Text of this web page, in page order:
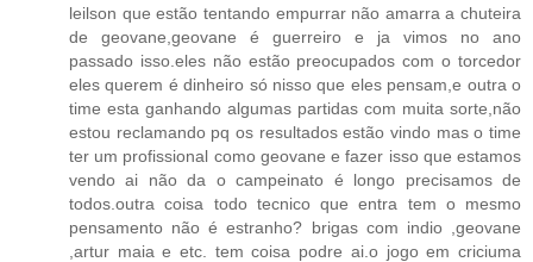
leilson que estão tentando empurrar não amarra a chuteira
de geovane,geovane é guerreiro e ja vimos no ano
passado isso.eles não estão preocupados com o torcedor
eles querem é dinheiro só nisso que eles pensam,e outra o
time esta ganhando algumas partidas com muita sorte,não
estou reclamando pq os resultados estão vindo mas o time
ter um profissional como geovane e fazer isso que estamos
vendo ai não da o campeinato é longo precisamos de
todos.outra coisa todo tecnico que entra tem o mesmo
pensamento não é estranho? brigas com indio ,geovane
,artur maia e etc. tem coisa podre ai.o jogo em criciuma